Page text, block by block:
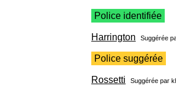
Police identifiée
Harrington Suggérée
Police suggérée
Rossetti Suggérée par